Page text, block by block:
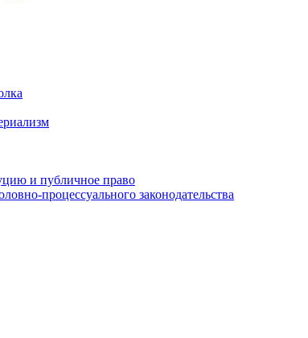
и публичное право
процессуального законодательства